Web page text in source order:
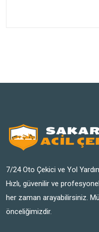
7/24 Oto Çekici ve Yol
Hızlı, güvenilir ve
her zaman arayabilirsiniz.
önceliğimizdir.